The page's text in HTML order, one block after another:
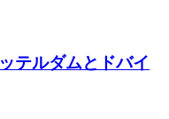
テルダムとドバイ